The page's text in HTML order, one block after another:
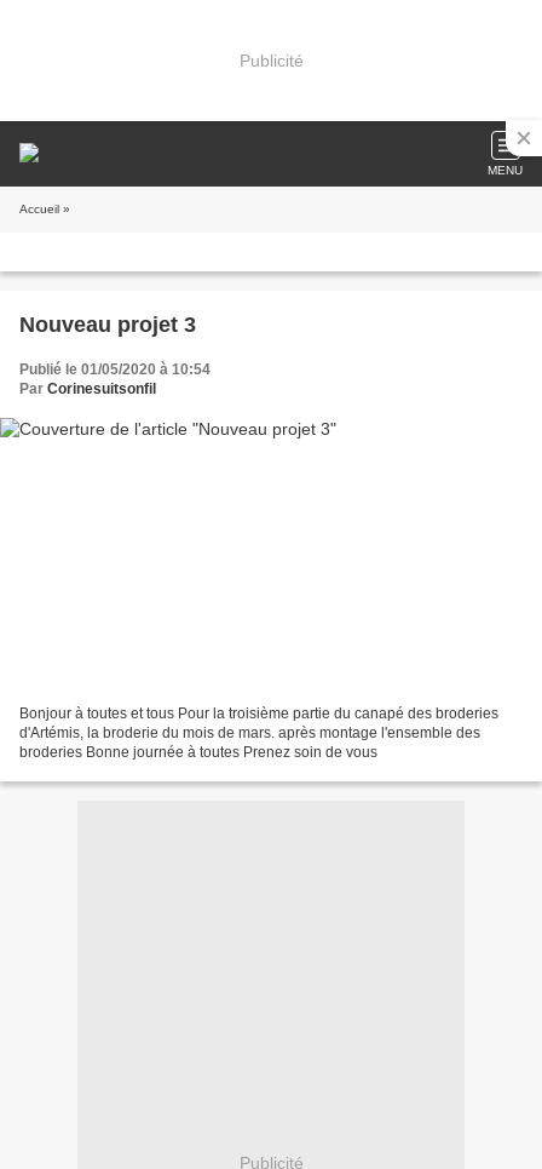
Publicité
MENU
Accueil »
Nouveau projet 3
Publié le 01/05/2020 à 10:54
Par Corinesuitsonfil
Bonjour à toutes et tous Pour la troisième partie du canapé des broderies
d'Artémis, la broderie du mois de mars. après montage l'ensemble des
broderies Bonne journée à toutes Prenez soin de vous
Publicité